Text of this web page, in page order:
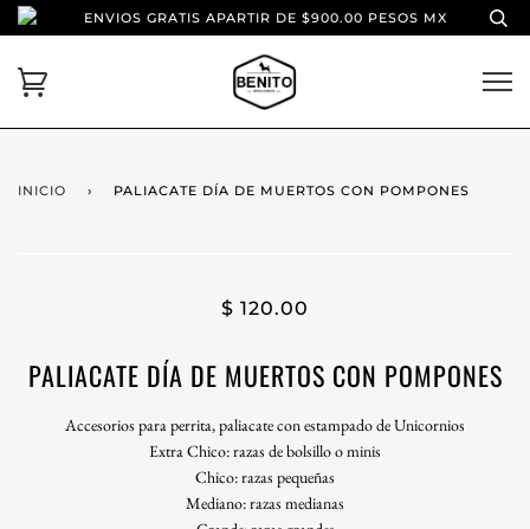
ENVIOS GRATIS APARTIR DE $900.00 PESOS MX
INICIO › PALIACATE DÍA DE MUERTOS CON POMPONES
$ 120.00
PALIACATE DÍA DE MUERTOS CON POMPONES
Accesorios para perrita, paliacate con estampado de Unicornios
Extra Chico: razas de bolsillo o minis
Chico: razas pequeñas
Mediano: razas medianas